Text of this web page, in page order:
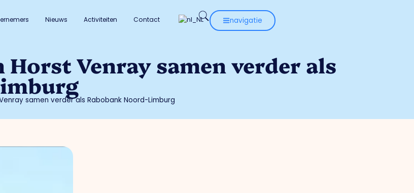
Nieuws Activiteiten Contact navigatie
Horst Venray samen verder als
samen verder als Rabobank Noord-Limburg